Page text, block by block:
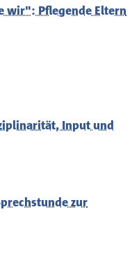
wir": Pflegende Eltern
Input und
zur